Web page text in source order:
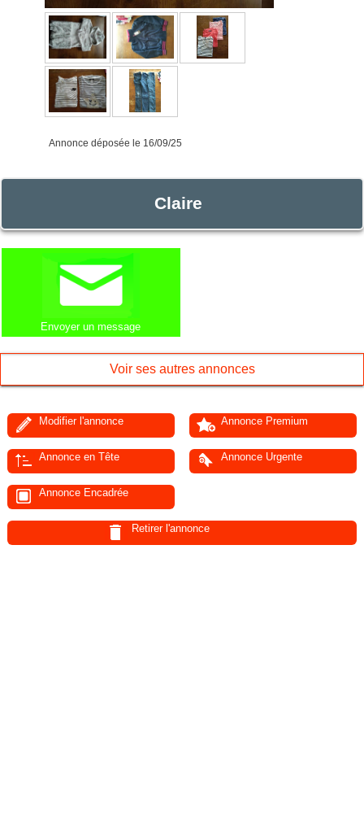
Annonce déposée le 16/09/25
Claire
Envoyer un message
Voir ses autres annonces
Modifier l'annonce Annonce Premium
Annonce en Tête Annonce Urgente
Annonce Encadrée
Retirer l'annonce